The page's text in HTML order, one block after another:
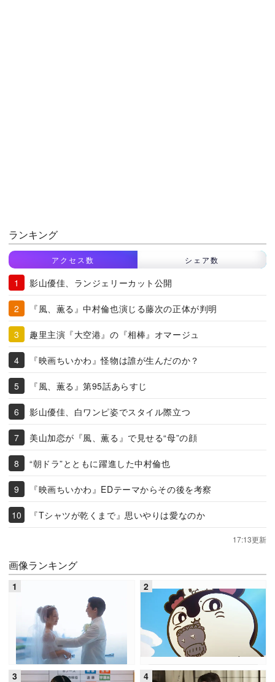
ランキング
アクセス数 シェア数
影山優佳、ランジェリーカット公開
『風、薫る』中村倫也演じる藤次の正体が判明
趣里主演『大空港』の『相棒』オマージュ
『映画ちいかわ』怪物は誰が生んだのか？
『風、薫る』第95話あらすじ
影山優佳、白ワンピ姿でスタイル際立つ
美山加恋が『風、薫る』で見せる“母”の顔
“朝ドラ”とともに躍進した中村倫也
『映画ちいかわ』EDテーマからその後を考察
『Tシャツが乾くまで』思いやりは愛なのか
17:13更新
画像ランキング